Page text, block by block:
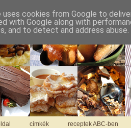
címkék receptek ABC-ben
uses cookies from Google to
with Google along with
and to detect and address abuse.